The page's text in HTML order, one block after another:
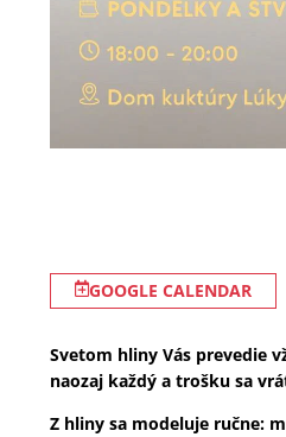
GOOGLE CALENDAR
Svetom hliny Vás prevedie
naozaj každý a trošku sa
Z hliny sa modeluje ručne: